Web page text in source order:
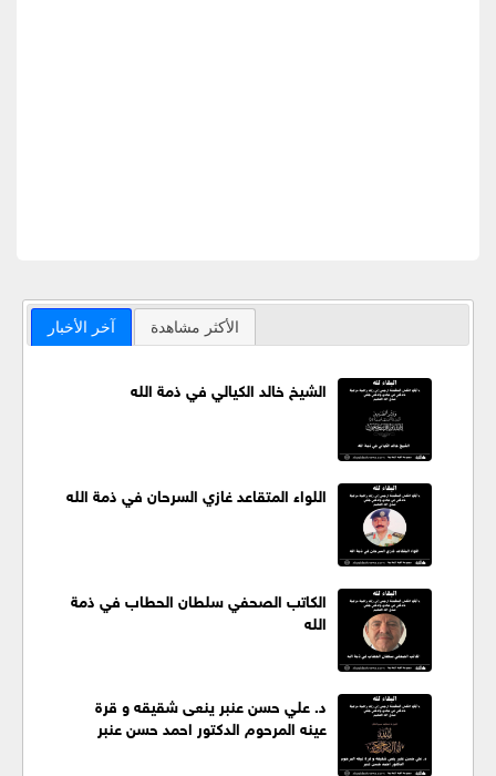
آخر الأخبار الأكثر مشاهدة
الشيخ خالد الكيالي في ذمة الله
اللواء المتقاعد غازي السرحان في ذمة الله
الكاتب الصحفي سلطان الحطاب في ذمة
الله
د. علي حسن عنبر ينعى شقيقه و قرة
عينه المرحوم الدكتور احمد حسن عنبر